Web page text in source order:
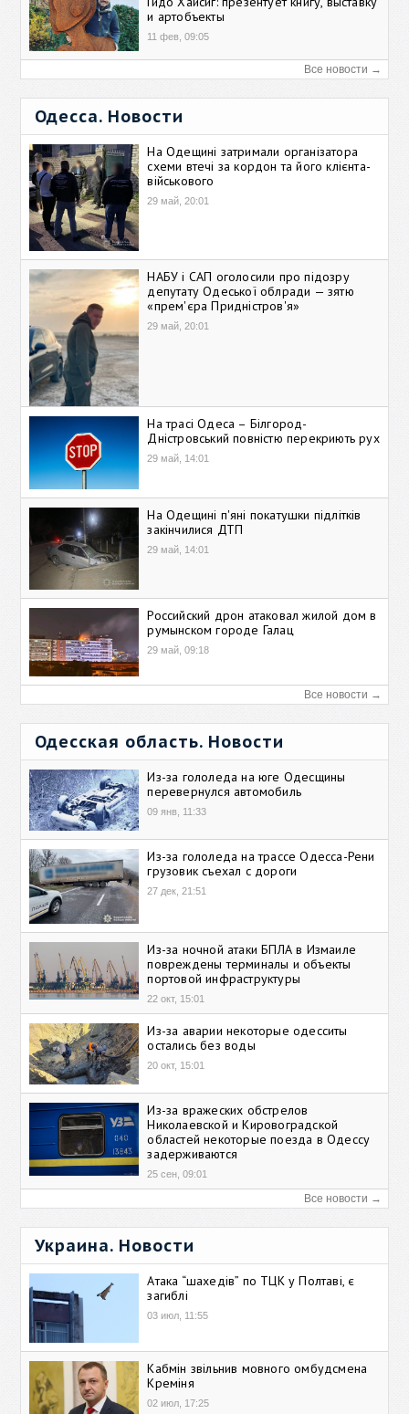
и артобъекты
11 фев, 09:05
Все новости →
Одесса. Новости
На Одещині затримали організатора
схеми втечі за кордон та його клієнта-
військового
29 май, 20:01
НАБУ і САП оголосили про підозру
депутату Одеської облради — зятю
«прем'єра Придністров'я»
29 май, 20:01
На трасі Одеса – Білгород-
Дністровський повністю перекриють рух
29 май, 14:01
На Одещині п'яні покатушки підлітків
закінчилися ДТП
29 май, 14:01
Российский дрон атаковал жилой дом в
румынском городе Галац
29 май, 09:18
Все новости →
Одесская область. Новости
Из-за гололеда на юге Одесщины
перевернулся автомобиль
09 янв, 11:33
Из-за гололеда на трассе Одесса-Рени
грузовик съехал с дороги
27 дек, 21:51
Из-за ночной атаки БПЛА в Измаиле
повреждены терминалы и объекты
портовой инфраструктуры
22 окт, 15:01
Из-за аварии некоторые одесситы
остались без воды
20 окт, 15:01
Из-за вражеских обстрелов
Николаевской и Кировоградской
областей некоторые поезда в Одессу
задерживаются
25 сен, 09:01
Все новости →
Украина. Новости
Атака “шахедів” по ТЦК у Полтаві, є
загиблі
03 июл, 11:55
Кабмін звільнив мовного омбудсмена
Креміня
02 июл, 17:25